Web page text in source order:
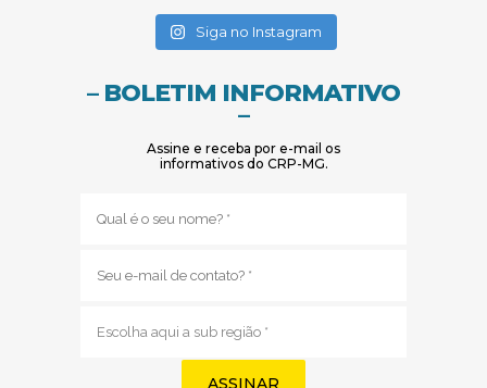
Siga no Instagram
– BOLETIM INFORMATIVO
–
Assine e receba por e-mail os
informativos do CRP-MG.
mail
região